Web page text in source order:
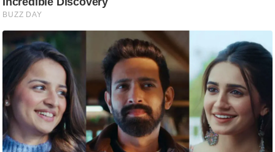
ध
र्म
ज्यो
ष
प्र
भु
म
हि